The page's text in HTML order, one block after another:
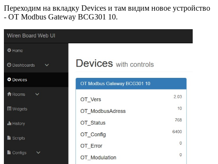
Переходим на вкладку Devices и там видим новое устройство
- OT Modbus Gateway BCG301 10.